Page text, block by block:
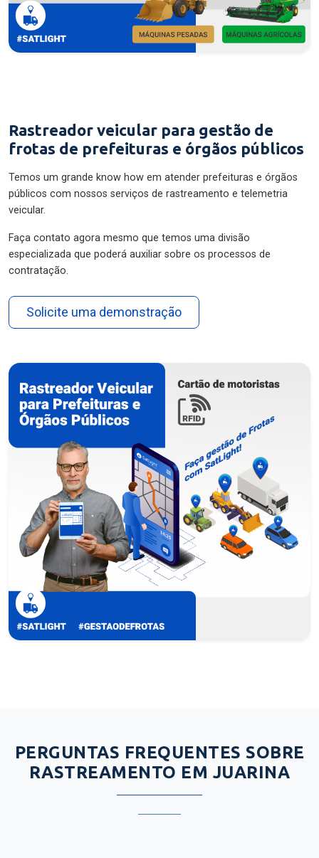
Rastreador veicular para gestão de
frotas de prefeituras e órgãos públicos
Temos um grande know how em atender prefeituras e órgãos
públicos com nossos serviços de rastreamento e telemetria
veicular.
Faça contato agora mesmo que temos uma divisão
especializada que poderá auxiliar sobre os processos de
contratação.
Solicite uma demonstração
PERGUNTAS FREQUENTES SOBRE
RASTREAMENTO EM JUARINA